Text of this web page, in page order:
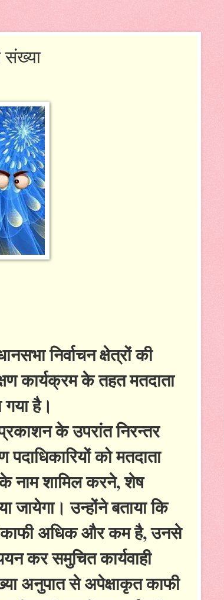
संख्या
निर्वाचन क्षेत्रों की
कार्यक्रम के तहत मतदाता
है।
के उपरांत निरन्तर
को मतदाता
नाम शामिल करने, शेष
जायेगा। उन्होंने बताया कि
काफी अधिक और कम है, उनसे
कर समुचित कार्यवाही
अनुपात से अपेक्षाकृत काफी